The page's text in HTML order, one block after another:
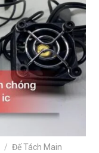
/ Đế Tách Main